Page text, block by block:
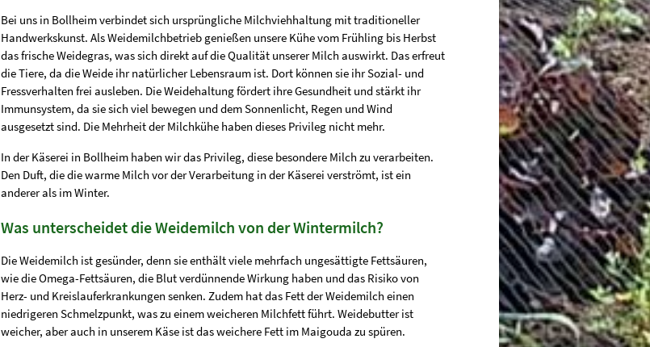
Bei uns in Bollheim verbindet sich ursprüngliche Milchviehhaltung mit traditioneller
Handwerkskunst. Als Weidemilchbetrieb genießen unsere Kühe vom Frühling bis Herbst
das frische Weidegras, was sich direkt auf die Qualität unserer Milch auswirkt. Das erfreut
die Tiere, da die Weide ihr natürlicher Lebensraum ist. Dort können sie ihr Sozial- und
Fressverhalten frei ausleben. Die Weidehaltung fördert ihre Gesundheit und stärkt ihr
Immunsystem, da sie sich viel bewegen und dem Sonnenlicht, Regen und Wind
ausgesetzt sind. Die Mehrheit der Milchkühe haben dieses Privileg nicht mehr.
In der Käserei in Bollheim haben wir das Privileg, diese besondere Milch zu verarbeiten.
Den Duft, die die warme Milch vor der Verarbeitung in der Käserei verströmt, ist ein
anderer als im Winter.
Was unterscheidet die Weidemilch von der Wintermilch?
Die Weidemilch ist gesünder, denn sie enthält viele mehrfach ungesättigte Fettsäuren,
wie die Omega-Fettsäuren, die Blut verdünnende Wirkung haben und das Risiko von
Herz- und Kreislauferkrankungen senken. Zudem hat das Fett der Weidemilch einen
niedrigeren Schmelzpunkt, was zu einem weicheren Milchfett führt. Weidebutter ist
weicher, aber auch in unserem Käse ist das weichere Fett im Maigouda zu spüren.